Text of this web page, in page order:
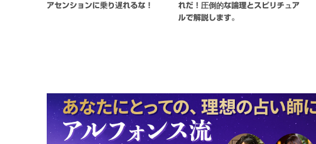
アセンションに乗り遅れるな！
れだ！圧倒的な論理とスピリチュア
ルで解説します。